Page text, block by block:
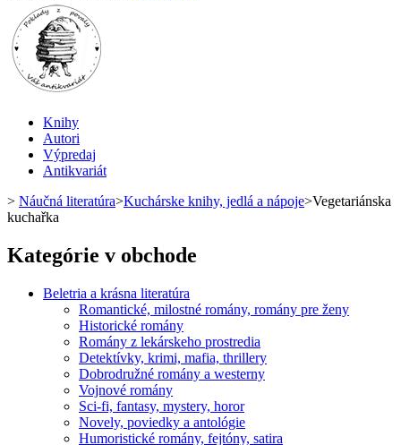
Knihy
Autori
Výpredaj
Antikvariát
> Náučná literatúra>Kuchárske knihy, jedlá a nápoje>Vegetariánska
kuchařka
Kategórie v obchode
Beletria a krásna literatúra
Romantické, milostné romány, romány pre ženy
Historické romány
Romány z lekárskeho prostredia
Detektívky, krimi, mafia, thrillery
Dobrodružné romány a westerny
Vojnové romány
Sci-fi, fantasy, mystery, horor
Novely, poviedky a antológie
Humoristické romány, fejtóny, satira